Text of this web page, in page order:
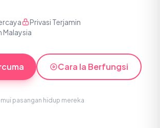
Privasi Terjamin
Malaysia
Cara Ia Berfungsi
pasangan hidup mereka